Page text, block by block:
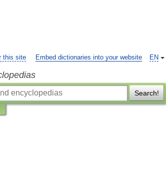
EN
this site Embed dictionaries into your website
Search!